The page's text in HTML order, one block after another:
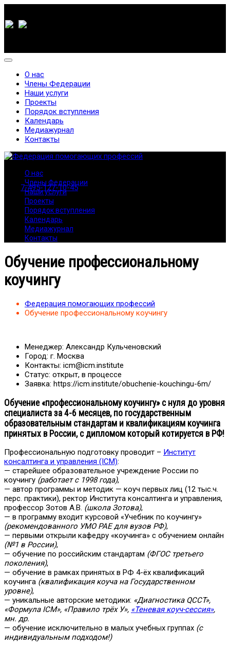
7-495-127-10-45
О нас
Члены Федерации
Наши услуги
Проекты
Порядок вступления
Календарь
Медиажурнал
Контакты
О нас
Члены Федерации
Наши услуги
Проекты
Порядок вступления
Календарь
Медиажурнал
Контакты
Обучение профессиональному
коучингу
Федерация помогающих профессий
Обучение профессиональному коучингу
Менеджер: Александр Кульченовский
Город: г. Москва
Контакты: icm@icm.institute
Статус: открыт, в процессе
Заявка: https://icm.institute/obuchenie-kouchingu-6m/
Обучение «профессиональному коучингу» с нуля до уровня
специалиста за 4-6 месяцев, по государственным
образовательным стандартам и квалификациям коучинга
принятых в России, с дипломом который котируется в РФ!
Профессиональную подготовку проводит – Институт
консалтинга и управления (ICM):
— старейшее образовательное учреждение России по
коучингу (работает с 1998 года),
— автор программы и методик — коуч первых лиц (12 тыс.ч.
перс. практики), ректор Института консалтинга и управления,
профессор Зотов А.В. (школа Зотова),
— в программу входит курсовой «Учебник по коучингу»
(рекомендованного УМО РАЕ для вузов РФ),
— первыми открыли кафедру «коучинга» с обучением онлайн
(№1 в России),
— обучение по российским стандартам (ФГОС третьего
поколения),
— обучение в рамках принятых в РФ 4-ёх квалификаций
коучинга (квалификация коуча на Государственном
уровне),
— уникальные авторские методики: «Диагностика QCCT»,
«Формула ICM», «Правило трёх У», «Теневая коуч-сессия»,
мн. др.
— обучение исключительно в малых учебных группах (с
индивидуальным подходом!)